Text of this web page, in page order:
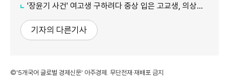
'장윤기 사건' 여고생 구하려다 중상 입은 고교생, 의상자 인정
기자의 다른기사
©'5개국어 글로벌 경제신문' 아주경제. 무단전재·재배포 금지